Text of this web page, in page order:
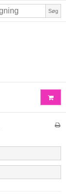
Søg